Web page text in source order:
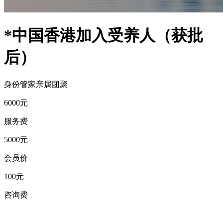
*中国香港加入受养人（获批
后）
身份管家亲属团聚
6000元
服务费
5000元
会员价
100元
咨询费